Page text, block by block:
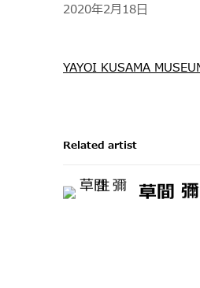
2020年2月18日
YAYOI KUSAMA
Related artist
草間